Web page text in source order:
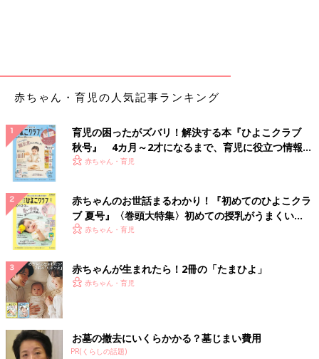
赤ちゃん・育児の人気記事ランキング
育児の困ったがズバリ！解決する本『ひよこクラブ
秋号』 4カ月～2才になるまで、育児に役立つ情報が
いっぱい！
赤ちゃん・育児
赤ちゃんのお世話まるわかり！『初めてのひよこクラ
ブ 夏号』〈巻頭大特集〉初めての授乳がうまくい
く！ おっぱい・ミルクの基本と夏のトラブル 解決テ
赤ちゃん・育児
赤ちゃんが生まれたら！2冊の「たまひよ」
赤ちゃん・育児
お墓の撤去にいくらかかる？墓じまい費用
PR(くらしの話題)